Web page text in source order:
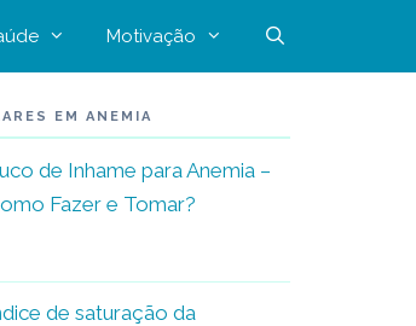
Motivação
EM ANEMIA
de Inhame para Anemia –
Fazer e Tomar?
de saturação da